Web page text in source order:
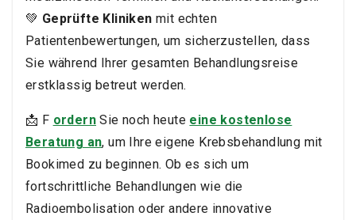
💚 Geprüfte Kliniken mit echten
Patientenbewertungen, um sicherzustellen, dass
Sie während Ihrer gesamten Behandlungsreise
erstklassig betreut werden.
📩 F ordern Sie noch heute eine kostenlose
Beratung an, um Ihre eigene Krebsbehandlung mit
Bookimed zu beginnen. Ob es sich um
fortschrittliche Behandlungen wie die
Radioembolisation oder andere innovative